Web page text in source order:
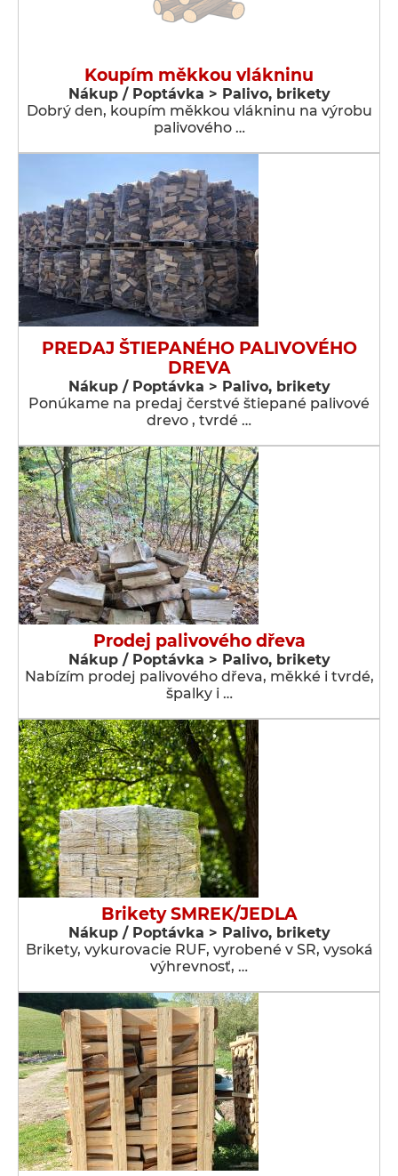
Koupím měkkou vlákninu
Nákup / Poptávka > Palivo, brikety
Dobrý den, koupím měkkou vlákninu na výrobu
palivového …
PREDAJ ŠTIEPANÉHO PALIVOVÉHO
DREVA
Nákup / Poptávka > Palivo, brikety
Ponúkame na predaj čerstvé štiepané palivové
drevo , tvrdé …
Prodej palivového dřeva
Nákup / Poptávka > Palivo, brikety
Nabízím prodej palivového dřeva, měkké i tvrdé,
špalky i …
Brikety SMREK/JEDLA
Nákup / Poptávka > Palivo, brikety
Brikety, vykurovacie RUF, vyrobené v SR, vysoká
výhrevnosť, …